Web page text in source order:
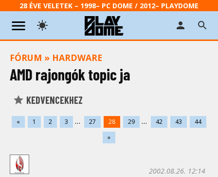
28 ÉVE VELETEK – 1998– PC DOME / 2012– PLAYDOME
FÓRUM » HARDWARE
AMD rajongók topic ja
KEDVENCEKHEZ
« 1 2 3 ... 27 28 29 ... 42 43
44
»
2002.08.26. 12:14